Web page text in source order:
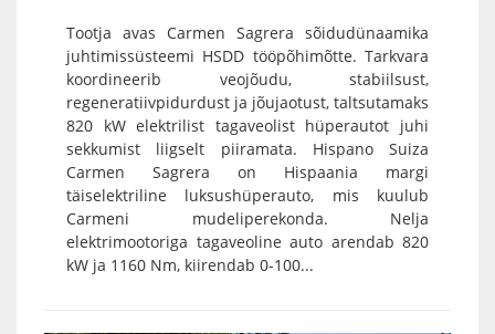
Tootja avas Carmen Sagrera sõidudünaamika
juhtimissüsteemi HSDD tööpõhimõtte. Tarkvara
koordineerib veojõudu, stabiilsust,
regeneratiivpidurdust ja jõujaotust, taltsutamaks
820 kW elektrilist tagaveolist hüperautot juhi
sekkumist liigselt piiramata. Hispano Suiza
Carmen Sagrera on Hispaania margi
täiselektriline luksushüperauto, mis kuulub
Carmeni mudeliperekonda. Nelja
elektrimootoriga tagaveoline auto arendab 820
kW ja 1160 Nm, kiirendab 0-100...